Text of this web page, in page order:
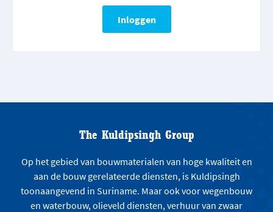
The Kuldipsingh Group
Op het gebied van bouwmaterialen van hoge kwaliteit en
aan de bouw gerelateerde diensten, is Kuldipsingh
toonaangevend in Suriname. Maar ook voor wegenbouw
en waterbouw, olieveld diensten, verhuur van zwaar